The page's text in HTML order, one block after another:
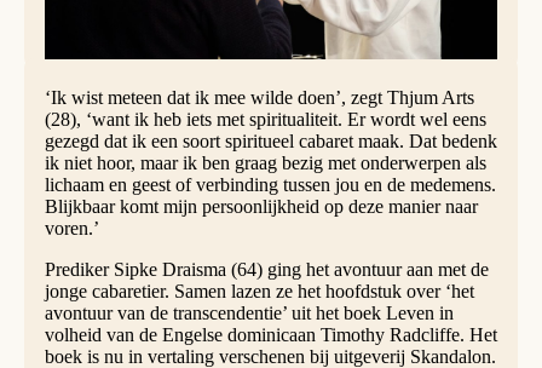
‘Ik wist meteen dat ik mee wilde doen’, zegt Thjum Arts
(28), ‘want ik heb iets met spiritualiteit. Er wordt wel eens
gezegd dat ik een soort spiritueel cabaret maak. Dat bedenk
ik niet hoor, maar ik ben graag bezig met onderwerpen als
lichaam en geest of verbinding tussen jou en de medemens.
Blijkbaar komt mijn persoonlijkheid op deze manier naar
voren.’
Prediker Sipke Draisma (64) ging het avontuur aan met de
jonge cabaretier. Samen lazen ze het hoofdstuk over ‘het
avontuur van de transcendentie’ uit het boek Leven in
volheid van de Engelse dominicaan Timothy Radcliffe. Het
boek is nu in vertaling verschenen bij uitgeverij Skandalon.